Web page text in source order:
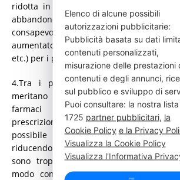
ridotta in ambienti umidi e affollati.
abbandono dell’uso della mascherina,
consapevolezza delle limitazioni
aumentato impegno fisico (scale,
etc.) per i pazienti cardiopatici.
4.Tra i pazienti che prendono
meritano particolare attenzione.
farmaci anti-ipertensivi:
prescrizioni del medico e consultandolo
possibile applicare degli
riducendo il dosaggio e, in alcuni casi,
sono troppo bassi, interrompendo
modo controllato la somministrazione.
Elenco di alcune possibili
autorizzazioni pubblicitarie:
Pubblicità basata su dati
contenuti personalizzati,
misurazione delle prestazioni
contenuti e degli annunci,
sul pubblico e sviluppo di
Puoi consultare: la nostra
1725 partner pubblicitari, la
Cookie Policy e la Privacy
Visualizza la Cookie Policy
Visualizza l'Informativa